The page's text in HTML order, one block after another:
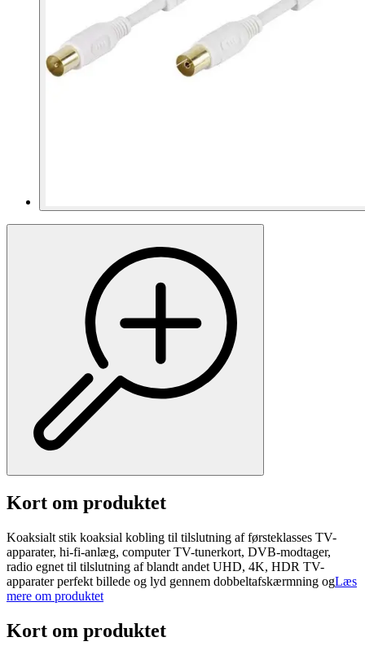
Kort om produktet
Koaksialt stik koaksial kobling til tilslutning af førsteklasses TV-
apparater, hi-fi-anlæg, computer TV-tunerkort, DVB-modtager,
radio egnet til tilslutning af blandt andet UHD, 4K, HDR TV-
apparater perfekt billede og lyd gennem dobbeltafskærmning ogLæs
mere om produktet
Kort om produktet